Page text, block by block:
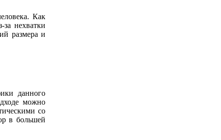
Как
нехватки
размера и
данного
можно
со
в большей